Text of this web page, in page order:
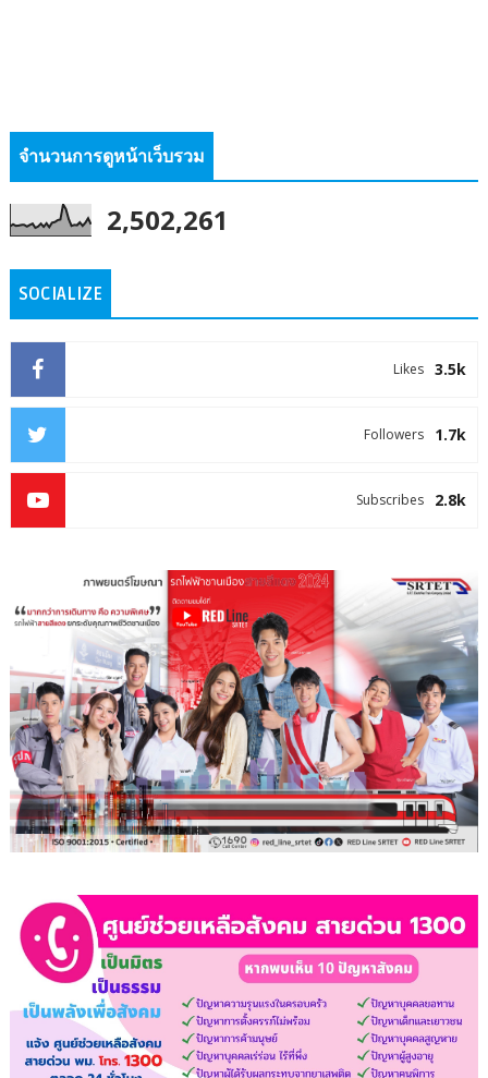
จำนวนการดูหน้าเว็บรวม
2,502,261
SOCIALIZE
3.5k
Likes
1.7k
Followers
2.8k
Subscribes